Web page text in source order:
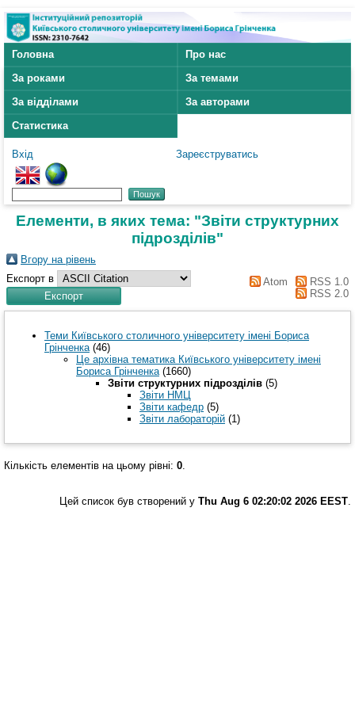
Головна
Про нас
За роками
За темами
За відділами
За авторами
Статистика
Вхід Зареєструватись
Елементи, в яких тема: "Звіти структурних
підрозділів"
Вгору на рівень
Експорт в
Atom
RSS 1.0
RSS 2.0
Теми Київського столичного університету імені Бориса
Грінченка (46)
Це архівна тематика Київського університету імені
Бориса Грінченка (1660)
Звіти структурних підрозділів (5)
Звіти НМЦ
Звіти кафедр (5)
Звіти лабораторій (1)
Кількість елементів на цьому рівні: 0
Цей список був створений у Thu Aug 6 02:20:02 2026 EEST